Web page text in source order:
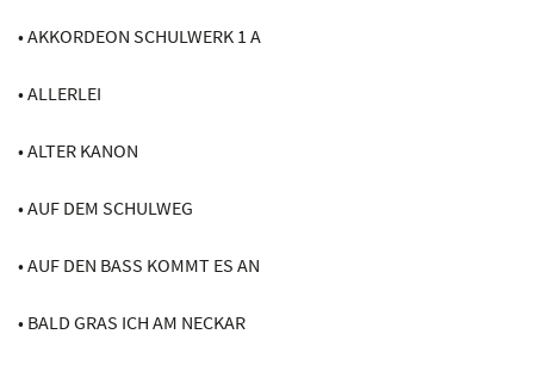
• AKKORDEON SCHULWERK 1 A
• ALLERLEI
• ALTER KANON
• AUF DEM SCHULWEG
• AUF DEN BASS KOMMT ES AN
• BALD GRAS ICH AM NECKAR